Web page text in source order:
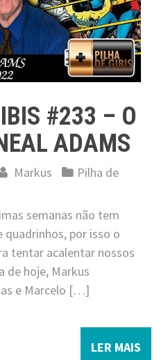
#233 – O
ADAMS
Markus
Pilha de
semanas não tem
por isso o
tentar acalentar nossos
de hoje, Markus
e Marcelo […]
LER MAIS